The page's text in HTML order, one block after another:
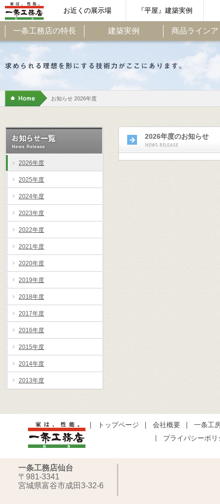
お近くの展示場 『平屋』建築実例
一条工務店の特長 建築実例 商品ライン
お知らせ 2026年度
2026年度
2025年度
2024年度
2023年度
2022年度
2021年度
2020年度
2019年度
2018年度
2017年度
2016年度
2015年度
2014年度
2013年度
2026年度のお知らせ
トップページ 会社概要
一条工
プライバシーポリ
一条工務店仙台
〒981-3341
宮城県富谷市成田3-32-6